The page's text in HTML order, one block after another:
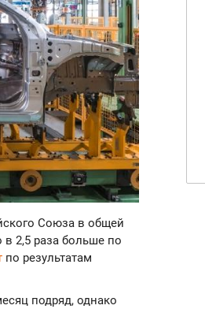
Союза в общей
2,5 раза больше по
по результатам
подряд, однако